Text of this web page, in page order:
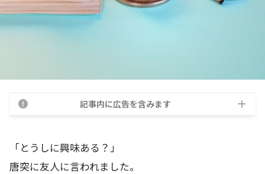
記事内に広告を含みます
「とうしに興味ある？」
唐突に友人に言われました。